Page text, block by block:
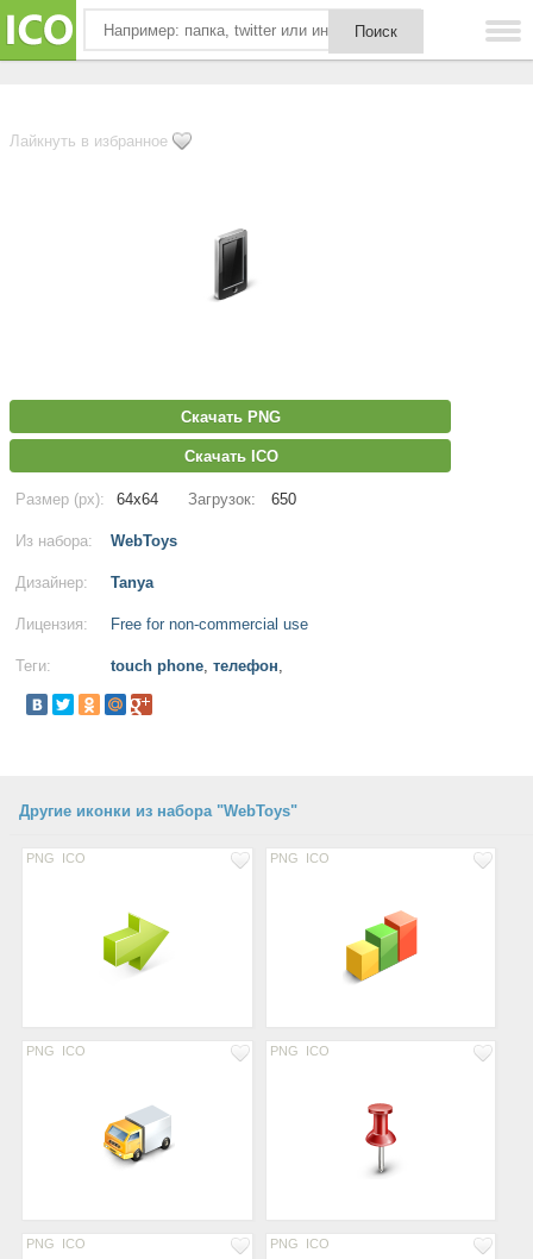
Лайкнуть в избранное
Скачать PNG
Скачать ICO
Размер (px): 64x64 Загрузок: 650
Из набора: WebToys
Дизайнер: Tanya
Лицензия: Free for non-commercial use
Теги: touch phone, телефон,
Другие иконки из набора "WebToys"
PNG ICO PNG ICO
PNG ICO PNG ICO
PNG ICO PNG ICO